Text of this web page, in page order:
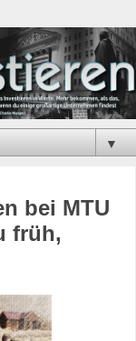
▼
bei MTU
früh,